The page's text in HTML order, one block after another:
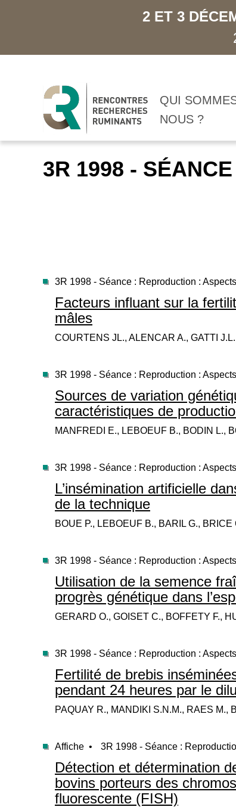
2 ET 3
QUI
NOUS ?
3R 1998 -
3R 1998 - Séance : Reproduction :
Facteurs influant sur la
mâles
COURTENS JL., ALENCAR A., GATTI
3R 1998 - Séance : Reproduction :
Sources de variation
caractéristiques de
MANFREDI E., LEBOEUF B., BODIN L.,
3R 1998 - Séance : Reproduction :
L’insémination artificielle
de la technique
BOUE P., LEBOEUF B., BARIL G., BRICE
3R 1998 - Séance : Reproduction :
Utilisation de la semence
progrès génétique dans
GERARD O., GOISET C., BOFFETY F.,
3R 1998 - Séance : Reproduction :
Fertilité de brebis
pendant 24 heures par le
PAQUAY R., MANDIKI S.N.M., RAES M.,
Affiche • 3R 1998 - Séance :
Détection et détermination
bovins porteurs des
fluorescente (FISH)